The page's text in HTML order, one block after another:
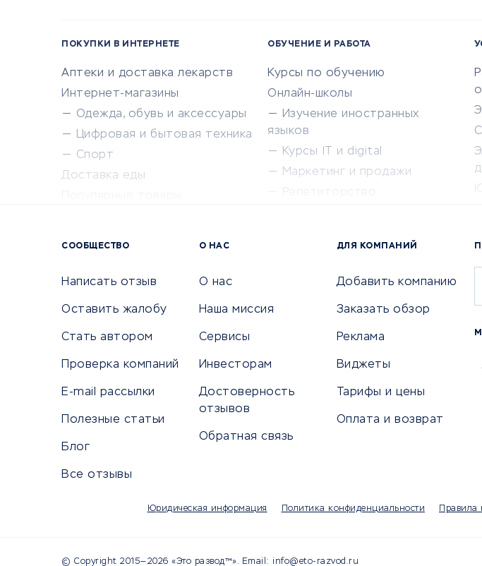
ПОКУПКИ В ИНТЕРНЕТЕ
Аптеки и доставка лекарств
Интернет-магазины
Одежда, обувь и аксессуары
Цифровая и бытовая техника
Спорт
Доставка еды
ОБУЧЕНИЕ И РАБОТА
Курсы по обучению
Онлайн-школы
Изучение иностранных
языков
Курсы IT и digital
Маркетинг и продажи
Университеты
Кредитные карты
Дебетовые карты
Микрофинансовые организации
Платежные системы
Покупка билетов
Бронирование отелей
Санатории
Авиакомпании
СООБЩЕСТВО
Написать отзыв
Оставить жалобу
Стать автором
Проверка компаний
E-mail рассылки
Полезные статьи
Блог
Все отзывы
О НАС
О нас
Наша миссия
Сервисы
Инвесторам
Достоверность
отзывов
Обратная связь
ДЛЯ КОМПАНИЙ
Добавить компанию
Заказать обзор
Реклама
Виджеты
Тарифы и цены
Оплата и возврат
Юридическая информация Политика конфиденциальности Правила
© Copyright 2015—2026 «Это развод™». Email: info@eto-razvod.ru